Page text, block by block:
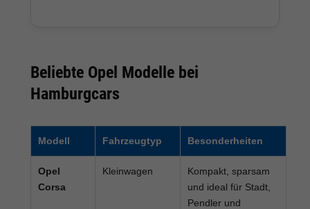
Beliebte Opel Modelle bei
Hamburgcars
Modell Fahrzeugtyp Besonderheiten
Opel
Corsa
Kleinwagen
Kompakt, sparsam
und ideal für Stadt,
Pendler und